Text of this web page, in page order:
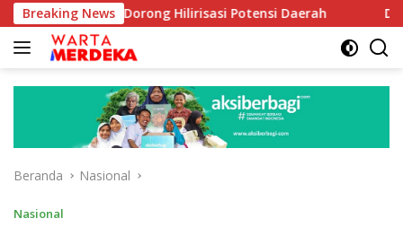
Langsung
ke
konten
Breaking News
Dorong Hilirisasi Potensi Daerah DPR Dorong
Beranda Nasional
Nasional